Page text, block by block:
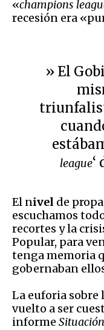
«champions
recesión era
» El
league‘
El nivel de
escuchamos
recortes y la
Popular, para
tenga memoria
gobernaban
La euforia sobre
vuelto a ser
informe